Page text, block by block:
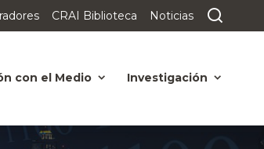
CRAI Biblioteca Noticias
con el Medio Investigación